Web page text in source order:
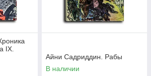
IX.
Айни Садриддин. Рабы
В наличии